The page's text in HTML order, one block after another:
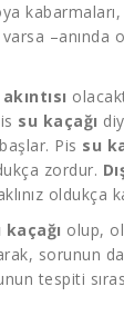
varsa –anında
su kaçağı
başlar. Pis su
zordur.
oldukça
kaçağı olup,
sorunun
tespiti